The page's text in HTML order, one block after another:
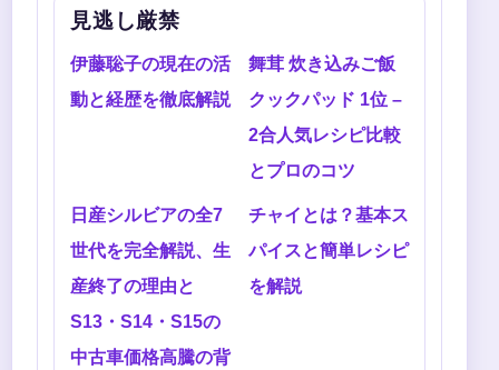
見逃し厳禁
伊藤聡子の現在の活
動と経歴を徹底解説
舞茸 炊き込みご飯
クックパッド 1位 –
2合人気レシピ比較
とプロのコツ
日産シルビアの全7
世代を完全解説、生
産終了の理由と
S13・S14・S15の
中古車価格高騰の背
チャイとは？基本ス
パイスと簡単レシピ
を解説